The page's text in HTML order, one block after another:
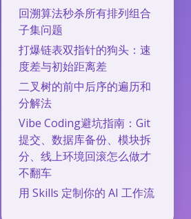
回溯算法秒杀所有排列组合
子集问题
打爆链表双指针的狗头：速
度差与初始距离差
二叉树的前中后序的遍历和
分解法
Vibe Coding避坑指南：Git
提交、数据库备份、模块拆
分、线上环境回滚怎么做才
不翻车
用 Skills 定制你的 AI 工作流